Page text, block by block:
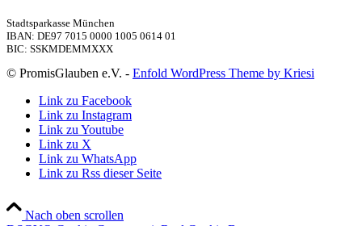
Stadtsparkasse München
IBAN: DE97 7015 0000 1005 0614 01
BIC: SSKMDEMMXXX
© PromisGlauben e.V. - Enfold WordPress Theme by Kriesi
Link zu Facebook
Link zu Instagram
Link zu Youtube
Link zu X
Link zu WhatsApp
Link zu Rss dieser Seite
Nach oben scrollen